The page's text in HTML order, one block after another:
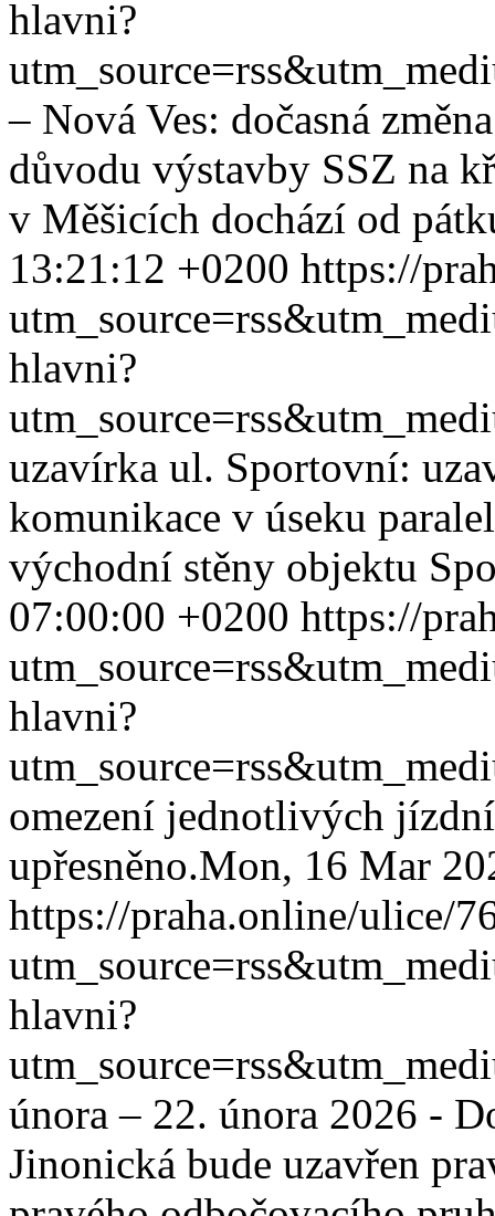
hlavni?
– Nová Ves: dočasná
důvodu výstavby SSZ na
v Měšicích dochází od
13:21:12 +0200 https://
hlavni?
uzavírka ul. Sportovní:
komunikace v úseku
východní stěny objektu
07:00:00 +0200 https://
hlavni?
omezení jednotlivých
upřesněno.Mon, 16 Mar
https://praha.online/ulice/
hlavni?
února – 22. února 2026 -
Jinonická bude uzavřen